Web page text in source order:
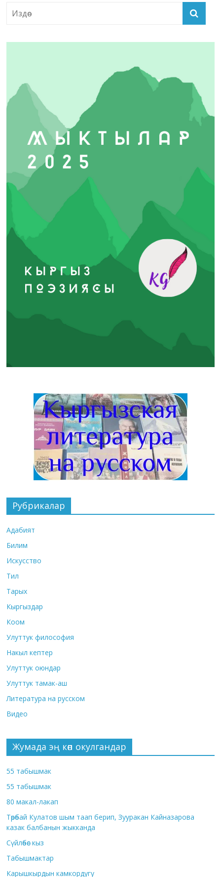
Рубрикалар
Адабият
Билим
Искусство
Тил
Тарых
Кыргыздар
Коом
Улуттук философия
Накыл кептер
Улуттук оюндар
Улуттук тамак-аш
Литература на русском
Видео
Жумада эң көп окулгандар
55 табышмак
55 табышмак
80 макал-лакап
Төрөбай Кулатов шым таап берип, Зууракан Кайназарова
казак балбанын жыкканда
Сүйлөбөс кыз
Табышмактар
Карышкырдын камкордугу